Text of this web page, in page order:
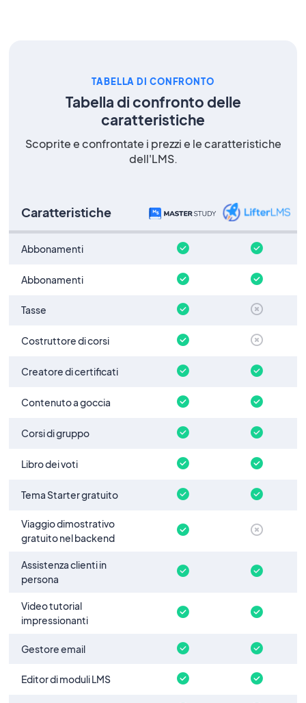
TABELLA DI CONFRONTO
Tabella di confronto delle
caratteristiche
Scoprite e confrontate i prezzi e le caratteristiche
dell'LMS.
Caratteristiche
Abbonamenti
Abbonamenti
Tasse
Costruttore di corsi
Creatore di certificati
Contenuto a goccia
Corsi di gruppo
Libro dei voti
Tema Starter gratuito
Viaggio dimostrativo
gratuito nel backend
Assistenza clienti in
persona
Video tutorial
impressionanti
Gestore email
Editor di moduli LMS